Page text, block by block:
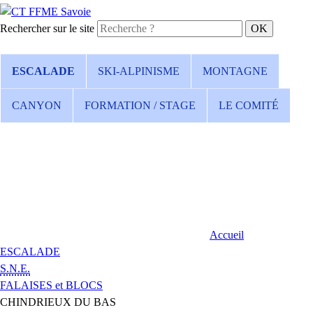
Rechercher sur le site
ESCALADE SKI-ALPINISME MONTAGNE
CANYON FORMATION / STAGE LE COMITÉ
Accueil
ESCALADE
S.N.E.
FALAISES et BLOCS
CHINDRIEUX DU BAS